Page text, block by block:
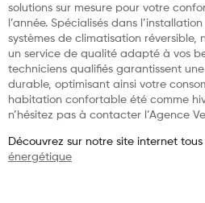
solutions sur mesure pour votre
l’année. Spécialisés dans
systèmes de climatisation réversible,
un service de qualité adapté à vos
techniciens qualifiés garantissent
durable, optimisant ainsi votre
habitation confortable été comme
n’hésitez pas à contacter l’Agence
Découvrez sur notre site internet tous
énergétique